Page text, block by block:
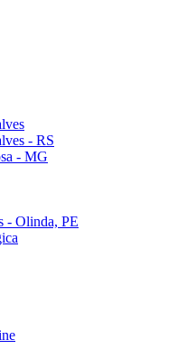
- RS
- MG
- Olinda, PE